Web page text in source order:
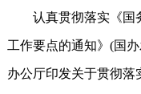
认真贯彻落实《国务
工作要点的通知》(国
办公厅印发关于贯彻落